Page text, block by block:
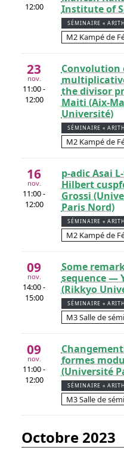
12:00
Institute of
SÉMINAIRE «
M2 Kampé de
23
nov.
11:00 -
12:00
Convolution
the divisor
Maiti (Aix-
Université)
SÉMINAIRE «
M2 Kampé de
16
nov.
11:00 -
12:00
p-adic Asai
Hilbert
Grossi
Paris Nord)
SÉMINAIRE «
M2 Kampé de
09
nov.
14:00 -
15:00
Some
sequence —
(Rikkyo
SÉMINAIRE «
M3 Salle de
09
nov.
11:00 -
12:00
formes
(Université
SÉMINAIRE «
M3 Salle de
octobre 2023